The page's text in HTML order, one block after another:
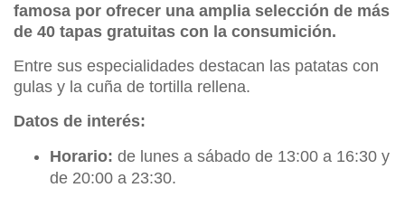
famosa por ofrecer una amplia selección de más
de 40 tapas gratuitas con la consumición.
Entre sus especialidades destacan las patatas con
gulas y la cuña de tortilla rellena.
Datos de interés:
Horario: de lunes a sábado de 13:00 a 16:30 y
de 20:00 a 23:30.